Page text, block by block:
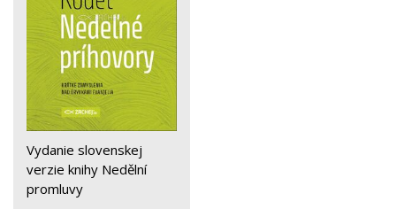
Vydanie slovenskej
verzie knihy Nedělní
promluvy